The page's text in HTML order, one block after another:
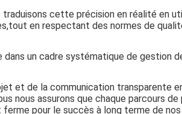
traduisons cette précision en réalité en
en respectant des normes de
dans un cadre systématique de gestion
et de la communication transparente
nous assurons que chaque parcours
pour le succès à long terme de